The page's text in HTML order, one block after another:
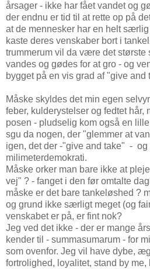
årsager - ikke har fået vandet og
der endnu er tid til at rette op på
at de mennesker har en helt
kaste deres venskaber bort i
trummerum vil da være det største
vandes og gødes for at gro - og
bygget på en vis grad af "give and
Måske skyldes det min egen
feber, kulderystelser og fedtet
posen - pludselig kom også en
sgu da nogen, der "glemmer at
igen, det der -"give and take" - og
milimeterdemokrati.
Måske orker man bare ikke at
vej" ? - fanget i den før omtalte
måske er det bare tankeløshed ?
og grund ikke særligt meget (og
venskabet er på, er fint nok?
Jeg ved det ikke - der er mange
kender til - summasumarum - for
som ovenfor. Jeg vil have dybe,
fortrolighed, loyalitet, stand by